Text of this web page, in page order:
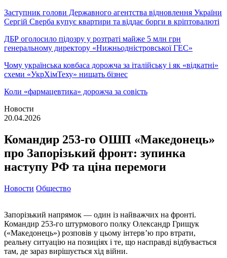
Заступник голови Державного агентства відновлення України
Сергій Сверба купує квартири та віддає борги в кріптовалюті
ДБР оголосило підозру у розтраті майже 5 млн грн
генеральному директору «Нижньодністровської ГЕС»
Чому українська ковбаса дорожча за італійську і як «відкатні»
схеми «УкрХімТеху» нищать бізнес
Коли «фармацевтика» дорожча за совість
Новости
20.04.2026
Командир 253-го ОШП «Македонець»
про Запорізький фронт: зупинка
наступу РФ та ціна перемоги
Новости Общество
Запорізький напрямок — один із найважчих на фронті.
Командир 253-го штурмового полку Олександр Грищук
(«Македонець») розповів у цьому інтерв’ю про втрати,
реальну ситуацію на позиціях і те, що насправді відбувається
там, де зараз вирішується хід війни.